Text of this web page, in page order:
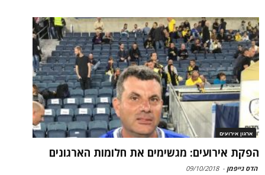
ארגון אירועים
הפקת אירועים: מגשימים את חלומות הארגונים
הדס גייפמן -
09/10/2018